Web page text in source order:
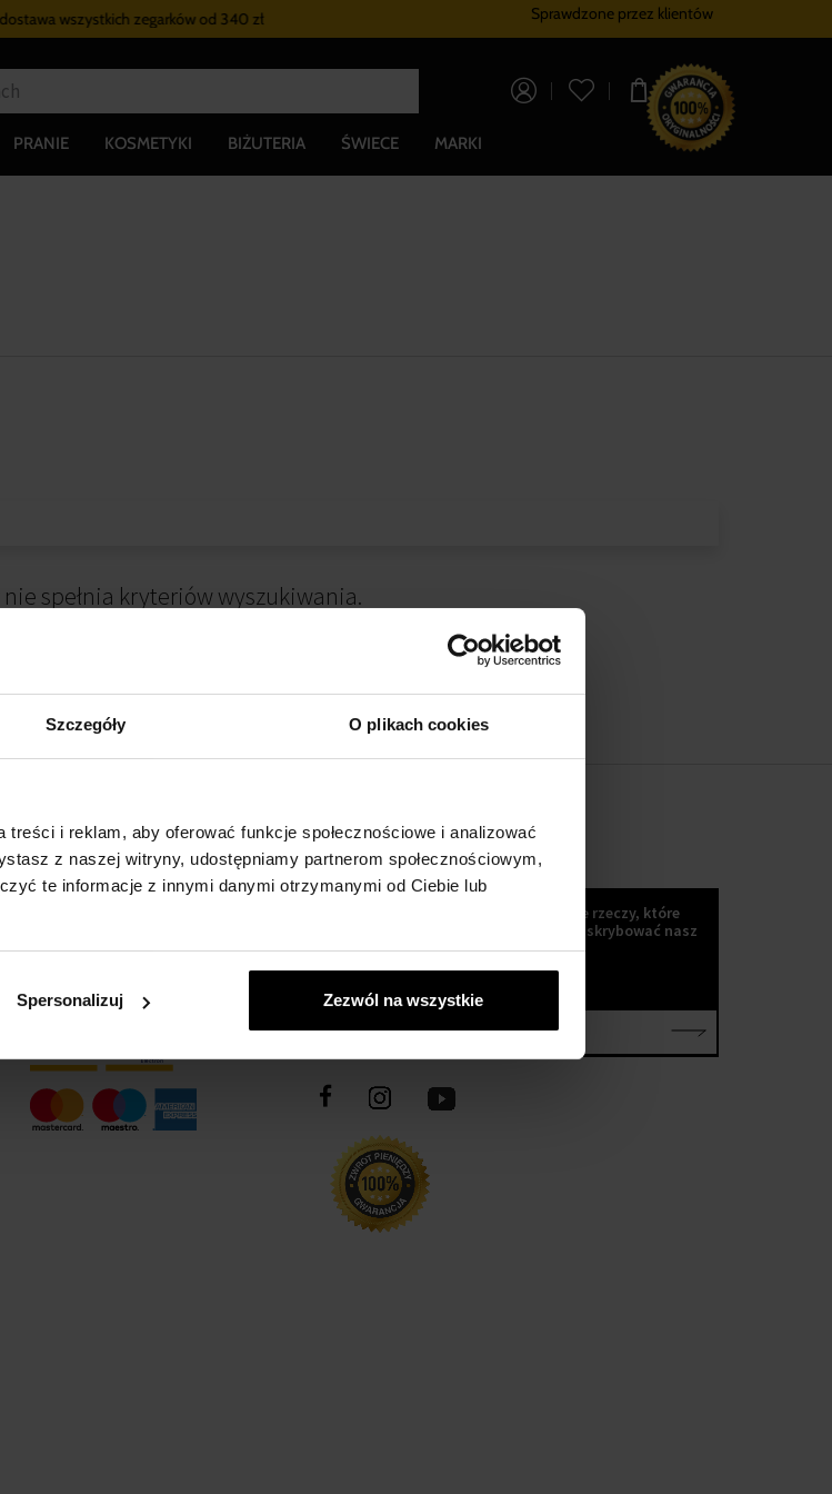
Szczegóły O plikach cookies
i reklam, aby oferować funkcje społecznościowe i analizować
z naszej witryny, udostępniamy partnerom społecznościowym,
te informacje z innymi danymi otrzymanymi od Ciebie lub
Spersonalizuj Zezwól na wszystkie
wszystkich zegarkówod 340 zł Program lojalnościowy Bezpłatna
Sprawdzone przez klientów
0,00 zł
PRANIE KOSMETYKI BIŻUTERIA ŚWIECE MARKI
spełnia kryteriów wyszukiwania.
METODA PŁATNOŚCI KOKULETTER
Wiadomości, trendy i inne wspaniałe rzeczy, które
możesz uzyskać, jeśli Zaczniesz subskrybować nasz
kokuletter :)
E-mail*